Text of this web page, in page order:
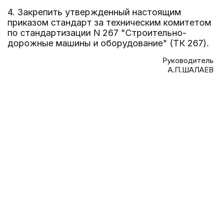
4. Закрепить утвержденный настоящим
приказом стандарт за техническим комитетом
по стандартизации N 267 "Строительно-
дорожные машины и оборудование" (ТК 267).
Руководитель
А.П.ШАЛАЕВ